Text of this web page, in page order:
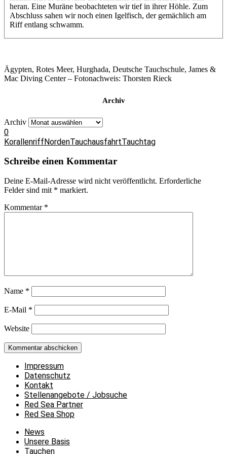
heran. Eine Muräne beobachteten wir tief in ihrer Höhle. Zum
Abschluss sahen wir noch einen Igelfisch, der gemächlich am
Riff entlang schwamm.
Ägypten, Rotes Meer, Hurghada, Deutsche Tauchschule, James &
Mac Diving Center – Fotonachweis: Thorsten Rieck
Archiv
Archiv
0
KorallenriffNordenTauchausfahrtTauchtag
Schreibe einen Kommentar
Deine E-Mail-Adresse wird nicht veröffentlicht. Erforderliche
Felder sind mit * markiert.
Kommentar *
Name *
E-Mail *
Website
Impressum
Datenschutz
Kontakt
Stellenangebote / Jobsuche
Red Sea Partner
Red Sea Shop
News
Unsere Basis
Tauchen